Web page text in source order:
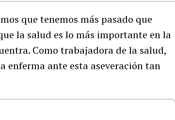
que tenemos más pasado que
la salud es lo más importante en la
Como trabajadora de la salud,
enferma ante esta aseveración tan